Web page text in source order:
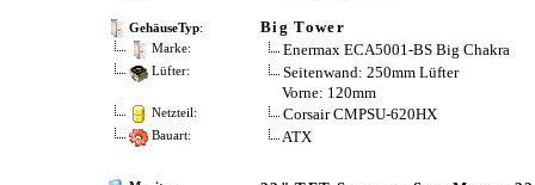
GehäuseTyp: Big Tower
Marke: Enermax ECA5001-BS Big Chakra
Lüfter:
Seitenwand: 250mm Lüfter
Vorne: 120mm
Netzteil: Corsair CMPSU-620HX
Bauart: ATX